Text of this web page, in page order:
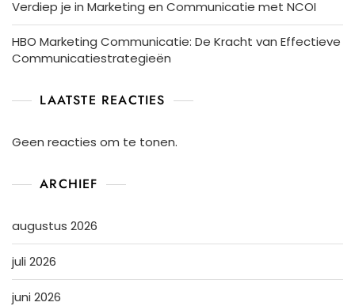
Verdiep je in Marketing en Communicatie met NCOI
HBO Marketing Communicatie: De Kracht van Effectieve
Communicatiestrategieën
LAATSTE REACTIES
Geen reacties om te tonen.
ARCHIEF
augustus 2026
juli 2026
juni 2026